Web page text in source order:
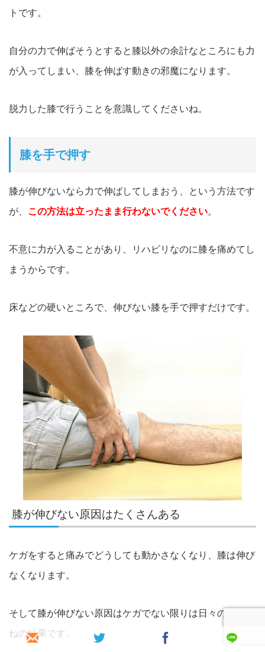
トです。
自分の力で伸ばそうとすると膝以外の余計なところにも力
が入ってしまい、膝を伸ばす動きの邪魔になります。
脱力した膝で行うことを意識してくださいね。
膝を手で押す
膝が伸びないなら力で伸ばしてしまおう、という方法です
が、 この方法は立ったまま行わないでください。
不意に力が入ることがあり、リハビリなのに膝を痛めてし
まうからです。
床などの硬いところで、伸びない膝を手で押すだけです。
膝が伸びない原因はたくさんある
ケガをすると痛みでどうしても動かさなくなり、膝は伸び
なくなります。
そして膝が伸びない原因はケガでない限りは日々の積み重
ねの結果です。